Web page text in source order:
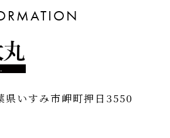
県いすみ市岬町押日3550